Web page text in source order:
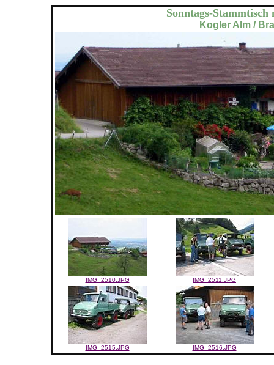
Sonntags-
Kogler Alm /
IMG_2510.JPG IMG_2511.JPG
IMG_2515.JPG IMG_2516.JPG